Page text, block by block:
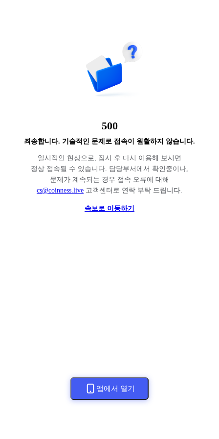
500
죄송합니다. 기술적인 문제로 접속이 원활하지 않습니다.
일시적인 현상으로, 잠시 후 다시 이용해 보시면
정상 접속될 수 있습니다. 담당부서에서 확인중이나,
문제가 계속되는 경우 접속 오류에 대해
cs@coinness.live 고객센터로 연락 부탁 드립니다.
속보로 이동하기
앱에서 열기